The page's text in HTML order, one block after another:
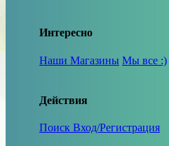
Интересно
Наши Магазины Мы все :)
Действия
Поиск Вход/Регистрация